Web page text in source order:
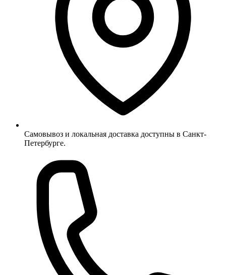
Самовывоз и локальная доставка доступны в Санкт-
Петербурге.